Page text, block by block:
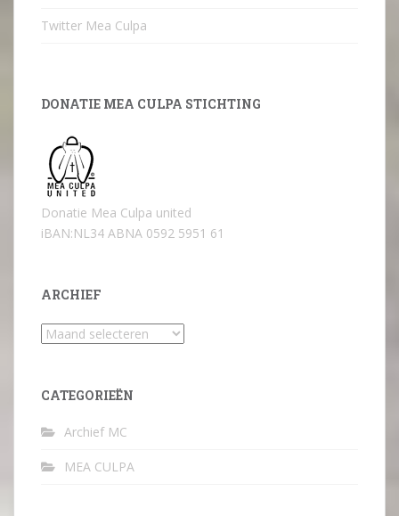
Twitter Mea Culpa
DONATIE MEA CULPA STICHTING
Donatie Mea Culpa united
iBAN:NL34 ABNA 0592 5951 61
ARCHIEF
Archief
CATEGORIEËN
Archief MC
MEA CULPA